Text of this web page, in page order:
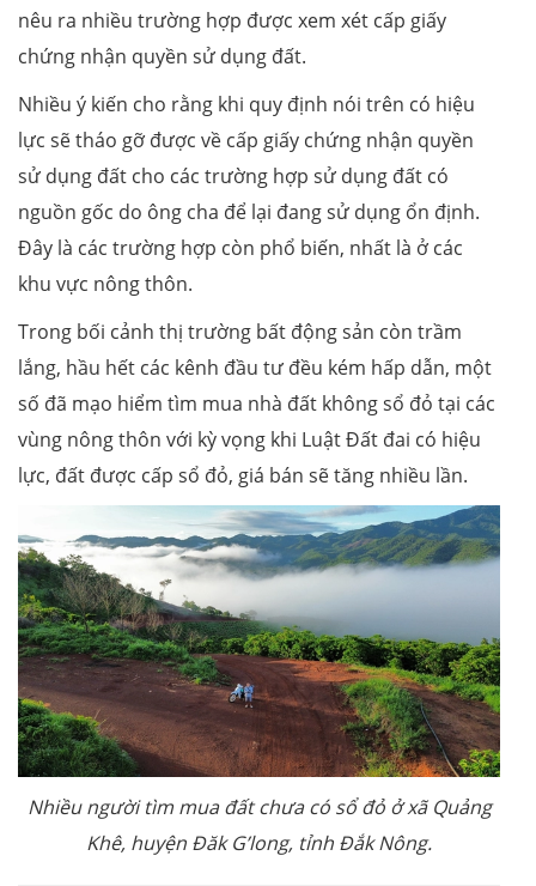
nêu ra nhiều trường hợp được xem xét cấp giấy
chứng nhận quyền sử dụng đất.
Nhiều ý kiến cho rằng khi quy định nói trên có hiệu
lực sẽ tháo gỡ được về cấp giấy chứng nhận quyền
sử dụng đất cho các trường hợp sử dụng đất có
nguồn gốc do ông cha để lại đang sử dụng ổn định.
Đây là các trường hợp còn phổ biến, nhất là ở các
khu vực nông thôn.
Trong bối cảnh thị trường bất động sản còn trầm
lắng, hầu hết các kênh đầu tư đều kém hấp dẫn, một
số đã mạo hiểm tìm mua nhà đất không sổ đỏ tại các
vùng nông thôn với kỳ vọng khi Luật Đất đai có hiệu
lực, đất được cấp sổ đỏ, giá bán sẽ tăng nhiều lần.
Nhiều người tìm mua đất chưa có sổ đỏ ở xã Quảng
Khê, huyện Đăk G’long, tỉnh Đắk Nông.